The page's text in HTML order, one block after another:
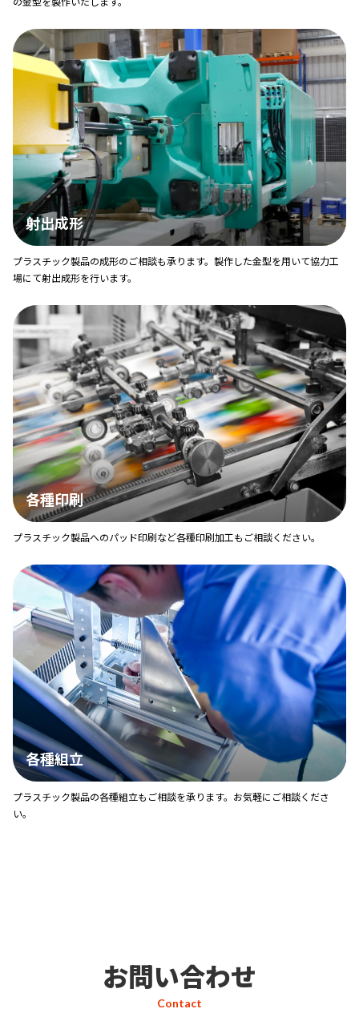
射出成形
プラスチック製品の成形のご相談も承ります。製作した金型を用いて協力工
場にて射出成形を行います。
各種印刷
プラスチック製品へのパッド印刷など各種印刷加工もご相談ください。
各種組立
プラスチック製品の各種組立もご相談を承ります。お気軽にご相談くださ
い。
お問い合わせ
Contact